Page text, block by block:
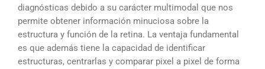
diagnósticas debido a su carácter multimodal que nos
permite obtener información minuciosa sobre la
estructura y función de la retina. La ventaja fundamental
es que además tiene la capacidad de identificar
estructuras, centrarlas y comparar pixel a pixel de forma